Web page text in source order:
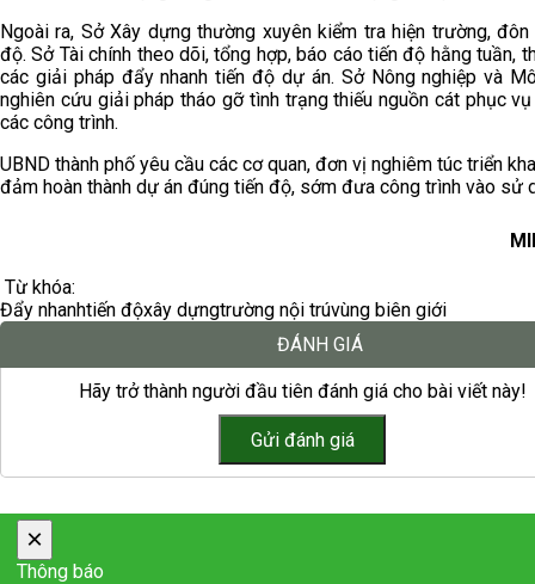
Ngoài ra, Sở Xây dựng thường xuyên kiểm tra hiện trường,
độ. Sở Tài chính theo dõi, tổng hợp, báo cáo tiến độ hằng tuần,
các giải pháp đẩy nhanh tiến độ dự án. Sở Nông nghiệp và
nghiên cứu giải pháp tháo gỡ tình trạng thiếu nguồn cát phục
các công trình.
UBND thành phố yêu cầu các cơ quan, đơn vị nghiêm túc triển
đảm hoàn thành dự án đúng tiến độ, sớm đưa công trình vào sử
Từ khóa:
Đẩy nhanhtiến độxây dựngtrường nội trúvùng biên giới
ĐÁNH GIÁ
Hãy trở thành người đầu tiên đánh giá cho bài viết này!
×
Thông báo